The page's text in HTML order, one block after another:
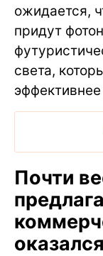
ожидается,
придут
света,
Почти